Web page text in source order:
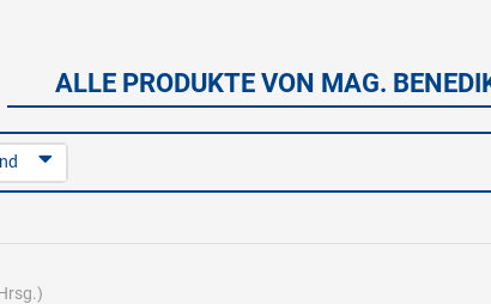
ALLE PRODUKTE VON MAG.